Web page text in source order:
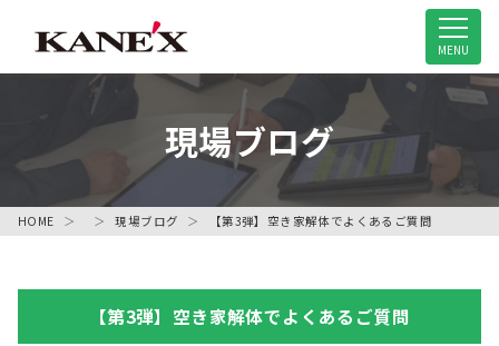
米子市の解体工事専門MENU
現場ブログ
HOME 現場ブログ 【第3弾】空き家解体でよくあるご質問
【第3弾】空き家解体でよくあるご質問